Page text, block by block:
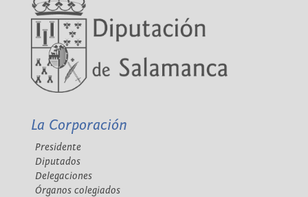
La Corporación
Presidente
Diputados
Delegaciones
Órganos colegiados